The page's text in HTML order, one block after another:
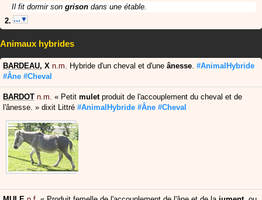
Il fit dormir son grison dans une étable.
…▼
Animaux hybrides
BARDEAU, X n.m. Hybride d'un cheval et d'une ânesse. #AnimalHybride
#Âne #Cheval
BARDOT n.m. « Petit muletproduit de l'accouplement du cheval et de
l'ânesse. » dixit Littré #AnimalHybride #Âne #Cheval